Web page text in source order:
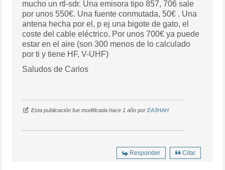
mucho un rtl-sdr. Una emisora tipo 857, 706 sale
por unos 550€. Una fuente conmutada, 50€ . Una
antena hecha por el, p ej una bigote de gato, el
coste del cable eléctrico. Por unos 700€ ya puede
estar en el aire (son 300 menos de lo calculado
por ti y tiene HF, V-UHF)
Saludos de Carlos
Esta publicación fue modificada hace 1 año porEA3HAH
Responder Citar